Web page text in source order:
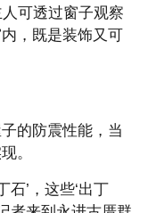
可透过窗子观察
，既是装饰又可
的防震性能，当
。
石’，这些‘出丁